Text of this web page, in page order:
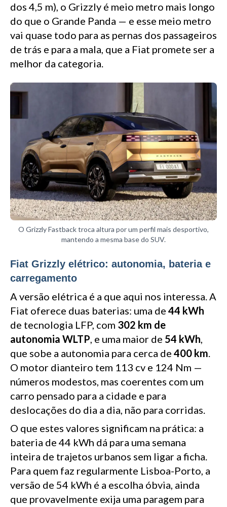
dos 4,5 m), o Grizzly é meio metro mais longo
do que o Grande Panda — e esse meio metro
vai quase todo para as pernas dos passageiros
de trás e para a mala, que a Fiat promete ser a
melhor da categoria.
O Grizzly Fastback troca altura por um perfil mais desportivo,
mantendo a mesma base do SUV.
Fiat Grizzly elétrico: autonomia, bateria e
carregamento
A versão elétrica é a que aqui nos interessa. A
Fiat oferece duas baterias: uma de 44 kWh
de tecnologia LFP, com 302 km de
autonomia WLTP, e uma maior de 54 kWh,
que sobe a autonomia para cerca de 400 km.
O motor dianteiro tem 113 cv e 124 Nm —
números modestos, mas coerentes com um
carro pensado para a cidade e para
deslocações do dia a dia, não para corridas.
O que estes valores significam na prática: a
bateria de 44 kWh dá para uma semana
inteira de trajetos urbanos sem ligar a ficha.
Para quem faz regularmente Lisboa-Porto, a
versão de 54 kWh é a escolha óbvia, ainda
que provavelmente exija uma paragem para